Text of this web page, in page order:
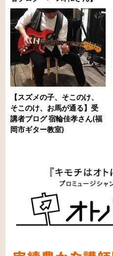
【スズメの子、そこのけ、
そこのけ、お馬が通る】受
講者ブログ 宿輪佳孝さん(福
岡市ギター教室)